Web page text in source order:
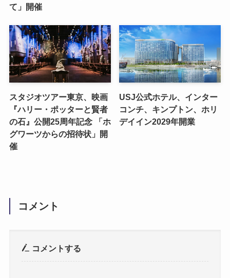
て」開催
スタジオツアー東京、映画
『ハリー・ポッターと賢者
の石』公開25周年記念 「ホ
グワーツからの招待状」開
催
USJ公式ホテル、インター
コンチ、キンプトン、ホリ
デイイン2029年開業
コメント
コメントする